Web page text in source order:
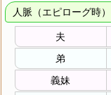
人脈（エピローグ時）
夫
弟
義妹